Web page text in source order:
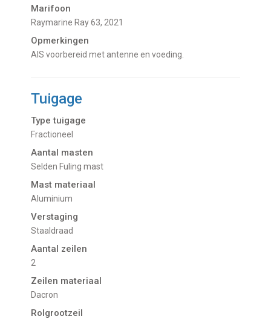
Marifoon
Raymarine Ray 63, 2021
Opmerkingen
AIS voorbereid met antenne en voeding.
Tuigage
Type tuigage
Fractioneel
Aantal masten
Selden Fuling mast
Mast materiaal
Aluminium
Verstaging
Staaldraad
Aantal zeilen
2
Zeilen materiaal
Dacron
Rolgrootzeil